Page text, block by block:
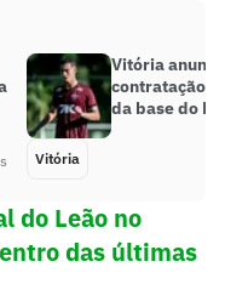
Vitória
contratação
da base do
Vitória
do Leão no
das últimas